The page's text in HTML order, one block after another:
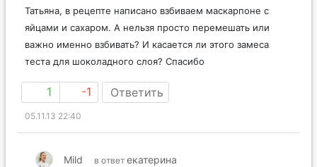
Татьяна, в рецепте написано взбиваем маскарпоне с
яйцами и сахаром. А нельзя просто перемешать или
важно именно взбивать? И касается ли этого замеса
теста для шоколадного слоя? Спасибо
1 -1 Ответить
05.11.13 22:40
Mild в ответ екатерина